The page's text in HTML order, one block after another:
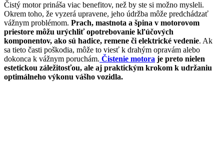
Čistý motor prináša viac benefitov, než by ste si možno mysleli.
Okrem toho, že vyzerá upravene, jeho údržba môže predchádzať
vážnym problémom. Prach, mastnota a špina v motorovom
priestore môžu urýchliť opotrebovanie kľúčových
komponentov, ako sú hadice, remene či elektrické vedenie. Ak
sa tieto časti poškodia, môže to viesť k drahým opravám alebo
dokonca k vážnym poruchám. Čistenie motora je preto nielen
estetickou záležitosťou, ale aj praktickým krokom k udržaniu
optimálneho výkonu vášho vozidla.